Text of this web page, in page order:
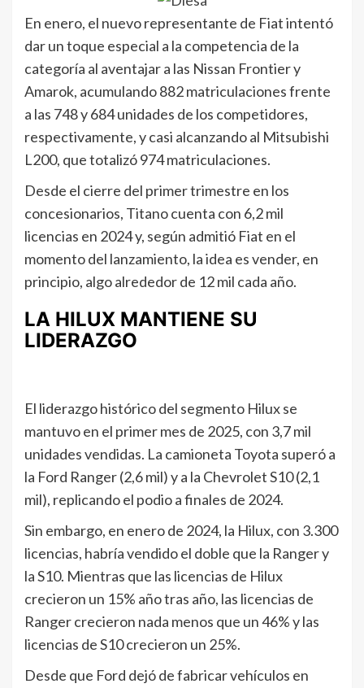
En enero, el nuevo representante de Fiat intentó
dar un toque especial a la competencia de la
categoría al aventajar a las Nissan Frontier y
Amarok, acumulando 882 matriculaciones frente
a las 748 y 684 unidades de los competidores,
respectivamente, y casi alcanzando al Mitsubishi
L200, que totalizó 974 matriculaciones.
Desde el cierre del primer trimestre en los
concesionarios, Titano cuenta con 6,2 mil
licencias en 2024 y, según admitió Fiat en el
momento del lanzamiento, la idea es vender, en
principio, algo alrededor de 12 mil cada año.
LA HILUX MANTIENE SU
LIDERAZGO
El liderazgo histórico del segmento Hilux se
mantuvo en el primer mes de 2025, con 3,7 mil
unidades vendidas. La camioneta Toyota superó a
la Ford Ranger (2,6 mil) y a la Chevrolet S10 (2,1
mil), replicando el podio a finales de 2024.
Sin embargo, en enero de 2024, la Hilux, con 3.300
licencias, habría vendido el doble que la Ranger y
la S10. Mientras que las licencias de Hilux
crecieron un 15% año tras año, las licencias de
Ranger crecieron nada menos que un 46% y las
licencias de S10 crecieron un 25%.
Desde que Ford dejó de fabricar vehículos en